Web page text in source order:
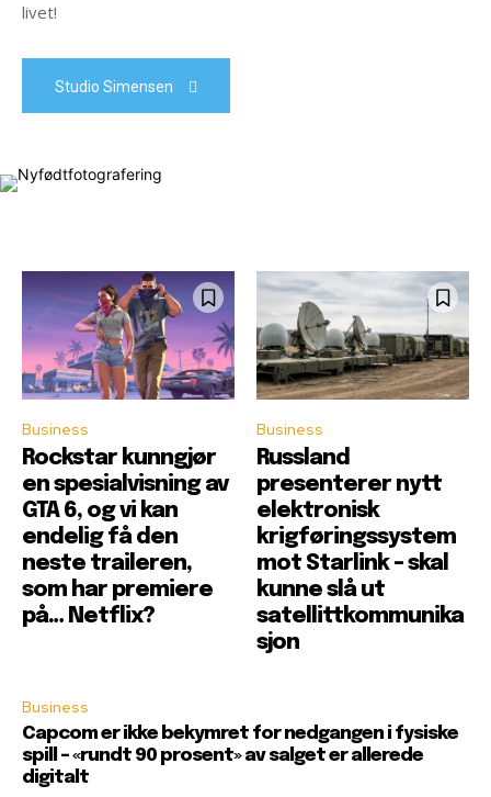
livet!
Studio Simensen
Business
Rockstar kunngjør
en spesialvisning av
GTA 6, og vi kan
endelig få den
neste traileren,
som har premiere
på… Netflix?
Business
Russland
presenterer nytt
elektronisk
krigføringssystem
mot Starlink – skal
kunne slå ut
satellittkommunika
sjon
Business
Capcom er ikke bekymret for nedgangen i fysiske
spill – «rundt 90 prosent» av salget er allerede
digitalt